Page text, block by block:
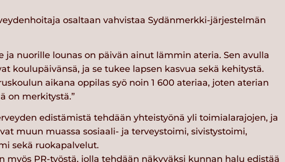
osaltaan vahvistaa Sydänmerkki-järjestelmän
ja nuorille lounas on päivän ainut lämmin ateria. Sen avulla
koulupäivänsä, ja se tukee lapsen kasvua sekä kehitystä.
aikana oppilas syö noin 1 600 ateriaa, joten aterian
on merkitystä.”
edistämistä tehdään yhteistyönä yli toimialarajojen, ja
muun muassa sosiaali- ja terveystoimi, sivistystoimi,
sekä ruokapalvelut.
myös PR-työstä, jolla tehdään näkyväksi kunnan halu edistää